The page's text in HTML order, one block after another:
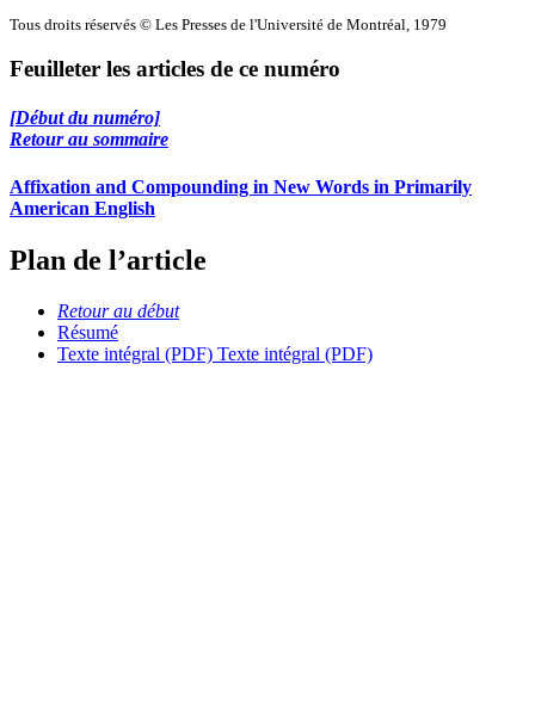
Tous droits réservés © Les Presses de l'Université de Montréal, 1979
Feuilleter les articles de ce numéro
[Début du numéro]
Retour au sommaire
Affixation and Compounding in New Words in Primarily
American English
Plan de l’article
Retour au début
Résumé
Texte intégral (PDF) Texte intégral (PDF)